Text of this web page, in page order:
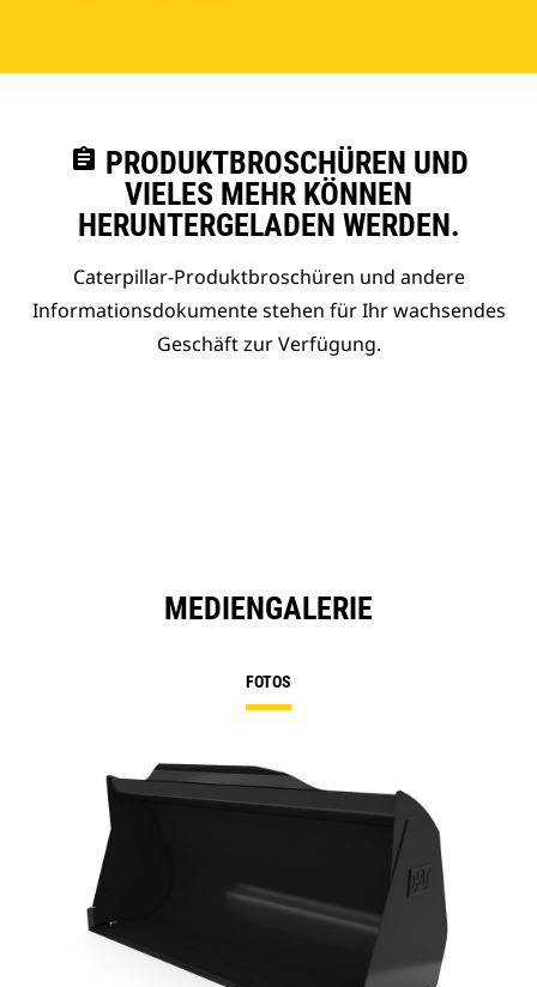
assignment PRODUKTBROSCHÜREN UND
VIELES MEHR KÖNNEN
HERUNTERGELADEN WERDEN.
Caterpillar-Produktbroschüren und andere
Informationsdokumente stehen für Ihr wachsendes
Geschäft zur Verfügung.
MEDIENGALERIE
FOTOS